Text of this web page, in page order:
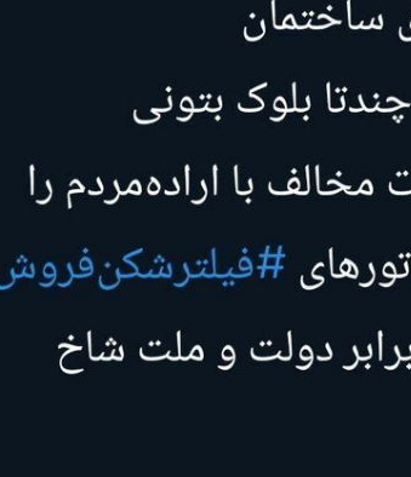
اولین
+ جدول
آغاز فروش نقدی با تحویل فوری بهمن دیزل
+ جزئیات